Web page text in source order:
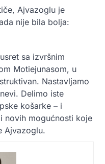
Ajvazoglu je
nije bila bolja:
sa izvršnim
Motiejunasom, u
Nastavljamo
Delimo iste
košarke – i
novih mogućnosti koje
Ajvazoglu.